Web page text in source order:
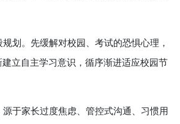
划。先缓解对校园、考试的恐惧心理，
立自主学习意识，循序渐进适应校园节
于家长过度焦虑、管控式沟通、习惯用